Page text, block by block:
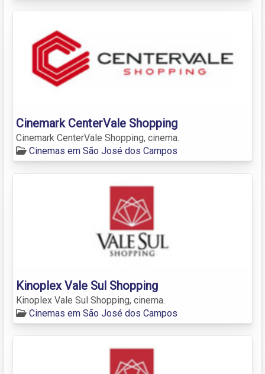
Cinemark CenterVale Shopping
Cinemark CenterVale Shopping, cinema.
Cinemas em São José dos Campos
Kinoplex Vale Sul Shopping
Kinoplex Vale Sul Shopping, cinema.
Cinemas em São José dos Campos